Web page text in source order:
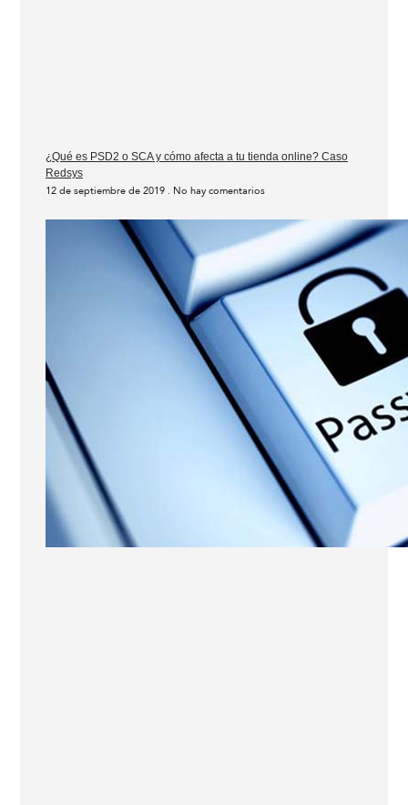
¿Qué es PSD2 o SCA y cómo afecta a tu tienda online? Caso
Redsys
12 de septiembre de 2019 No hay comentarios